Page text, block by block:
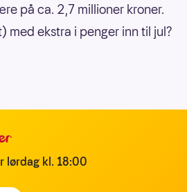
på ca. 2,7 millioner kroner.
med ekstra i penger inn til jul?
lørdag kl. 18:00